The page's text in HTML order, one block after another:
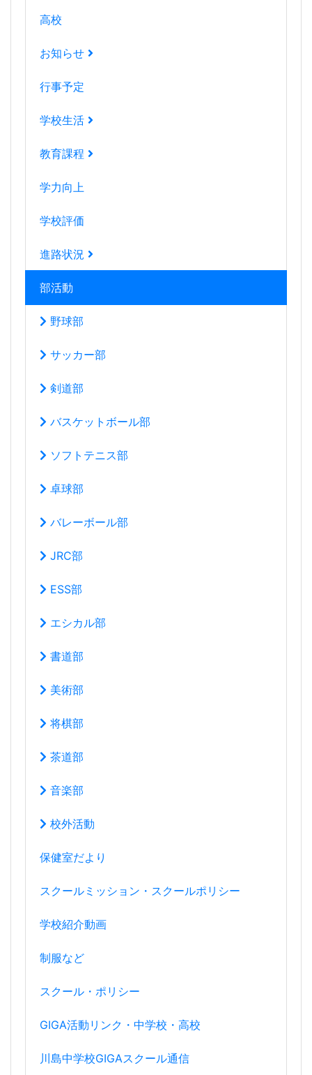
高校
お知らせ
行事予定
学校生活
教育課程
学力向上
学校評価
進路状況
部活動
野球部
サッカー部
剣道部
バスケットボール部
ソフトテニス部
卓球部
バレーボール部
JRC部
ESS部
エシカル部
書道部
美術部
将棋部
茶道部
音楽部
校外活動
保健室だより
スクールミッション・スクールポリシー
学校紹介動画
制服など
スクール・ポリシー
GIGA活動リンク・中学校・高校
川島中学校GIGAスクール通信